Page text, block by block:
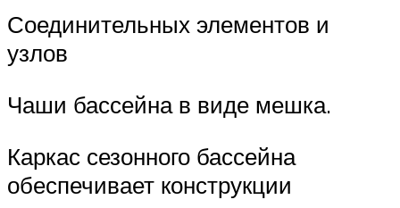
Соединительных элементов и
узлов
Чаши бассейна в виде мешка.
Каркас сезонного бассейна
обеспечивает конструкции